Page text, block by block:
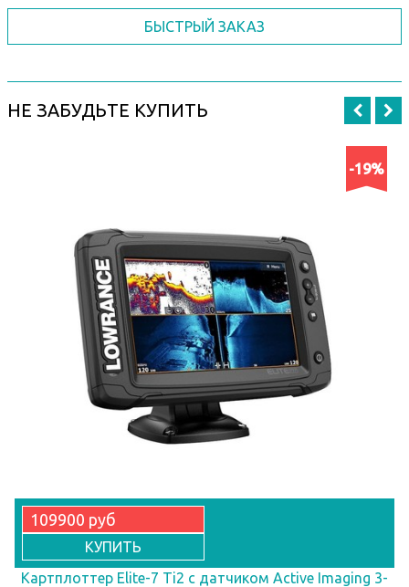
БЫСТРЫЙ ЗАКАЗ
НЕ ЗАБУДЬТЕ КУПИТЬ
-19%
109900 руб
КУПИТЬ
Картплоттер Elite-7 Ti2 с датчиком Active Imaging 3-